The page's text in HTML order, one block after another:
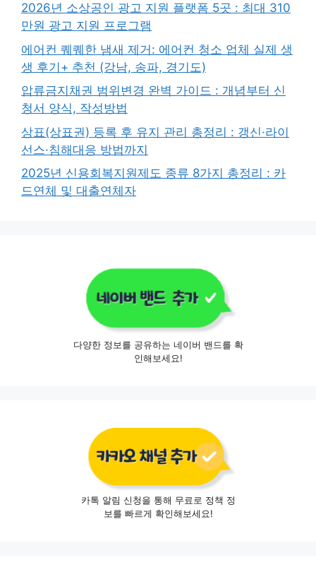
2026년 소상공인 광고 지원 플랫폼 5곳 : 최대 310
만원 광고 지원 프로그램
에어컨 퀘퀘한 냄새 제거: 에어컨 청소 업체 실제 생
생 후기+ 추천 (강남, 송파, 경기도)
압류금지채권 범위변경 완벽 가이드 : 개념부터 신
청서 양식, 작성방법
상표(상표권) 등록 후 유지 관리 총정리 : 갱신·라이
선스·침해대응 방법까지
2025년 신용회복지원제도 종류 8가지 총정리 : 카
드연체 및 대출연체자
다양한 정보를 공유하는 네이버 밴드를 확
인해보세요!
카톡 알림 신청을 통해 무료로 정책 정
보를 빠르게 확인해보세요!